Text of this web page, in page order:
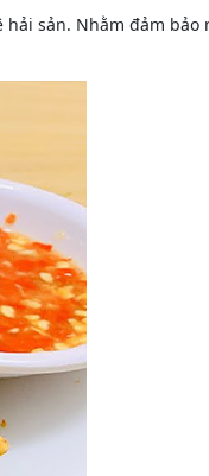
sản. Nhằm đảm bảo